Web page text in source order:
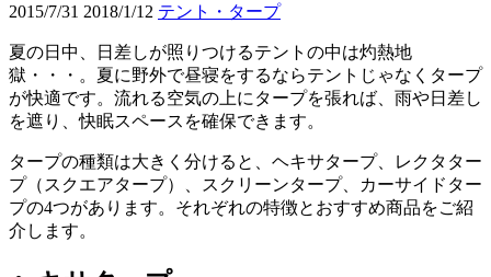
2015/7/31 2018/1/12 テント・タープ
夏の日中、日差しが照りつけるテントの中は灼熱地
獄・・・。夏に野外で昼寝をするならテントじゃなくタープ
が快適です。流れる空気の上にタープを張れば、雨や日差し
を遮り、快眠スペースを確保できます。
タープの種類は大きく分けると、ヘキサタープ、レクタター
プ（スクエアタープ）、スクリーンタープ、カーサイドター
プの4つがあります。それぞれの特徴とおすすめ商品をご紹
介します。